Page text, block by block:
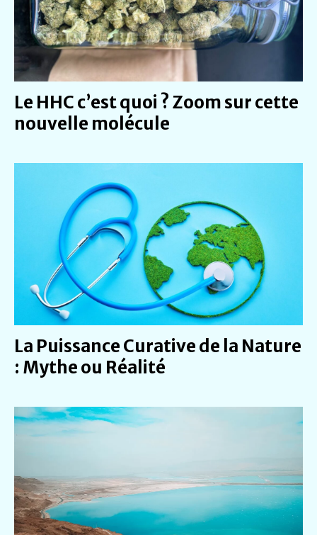
Le HHC c’est quoi ? Zoom sur cette
nouvelle molécule
La Puissance Curative de la Nature
: Mythe ou Réalité